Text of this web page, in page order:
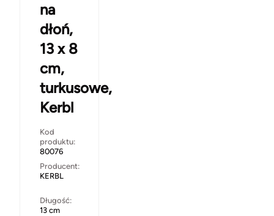
na
dłoń,
13 x 8
cm,
turkusowe,
Kerbl
Kod
produktu:
80076
Producent:
KERBL
Długość:
13 cm